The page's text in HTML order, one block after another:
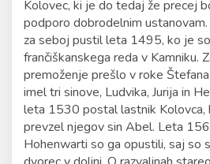
Kolovec, ki je do tedaj že precej
podporo dobrodelnim
za seboj pustil leta 1495, ko je
frančiškanskega reda v Kamniku.
premoženje prešlo v roke
imel tri sinove, Ludvika, Jurija in
leta 1530 postal lastnik Kolovca,
prevzel njegov sin Abel. Leta
Hohenwarti so ga opustili, saj so